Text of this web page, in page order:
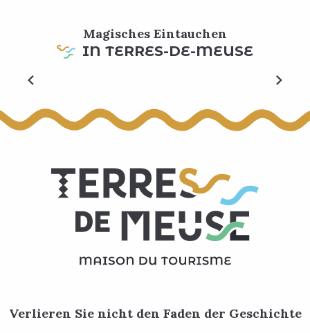
Magisches Eintauchen
IN TERRES-DE-MEUSE
Verlieren Sie nicht den Faden der Geschichte